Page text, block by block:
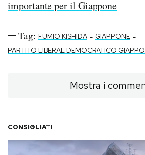
importante per il Giappone
Tag: FUMIO KISHIDA - GIAPPONE -
PARTITO LIBERAL DEMOCRATICO
Mostra i
CONSIGLIATI